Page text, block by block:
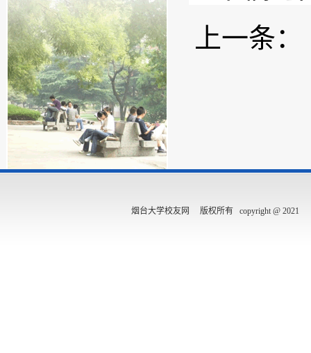
上一条：
烟台大学校友网 版权所有 copyright @ 2021